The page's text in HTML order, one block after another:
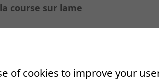
course sur lame
of cookies to improve your